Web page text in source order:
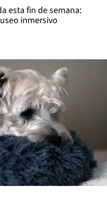
esta fin de semana:
inmersivo